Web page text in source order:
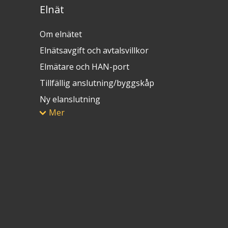
Elnät
Om elnätet
Elnätsavgift och avtalsvillkor
Elmätare och HAN-port
Tillfällig anslutning/byggskåp
Ny elanslutning
Mer